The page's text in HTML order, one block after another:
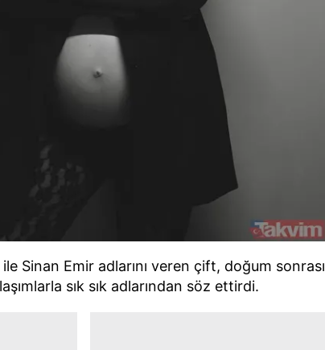
Sinan Emir adlarını veren çift, doğum sonrası
sık sık adlarından söz ettirdi.